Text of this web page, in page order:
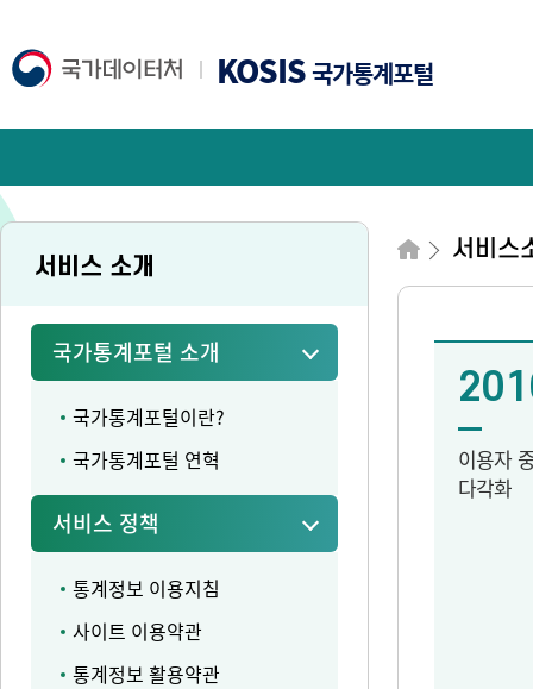
KOSIS국가통계포털
서비스 소개
국가통계포털 소개
국가통계포털이란?
국가통계포털 연혁
서비스 정책
통계정보 이용지침
사이트 이용약관
통계정보 활용약관
서비스
이용자
다각화